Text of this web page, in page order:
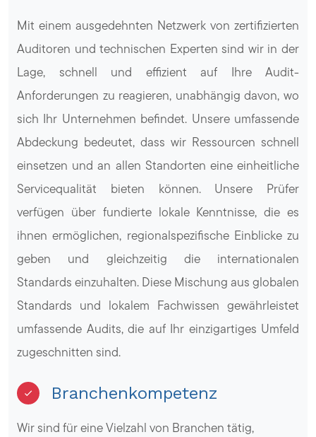
Mit einem ausgedehnten Netzwerk von zertifizierten
Auditoren und technischen Experten sind wir in der
Lage, schnell und effizient auf Ihre Audit-
Anforderungen zu reagieren, unabhängig davon, wo
sich Ihr Unternehmen befindet. Unsere umfassende
Abdeckung bedeutet, dass wir Ressourcen schnell
einsetzen und an allen Standorten eine einheitliche
Servicequalität bieten können. Unsere Prüfer
verfügen über fundierte lokale Kenntnisse, die es
ihnen ermöglichen, regionalspezifische Einblicke zu
geben und gleichzeitig die internationalen
Standards einzuhalten. Diese Mischung aus globalen
Standards und lokalem Fachwissen gewährleistet
umfassende Audits, die auf Ihr einzigartiges Umfeld
zugeschnitten sind.
Branchenkompetenz
Wir sind für eine Vielzahl von Branchen tätig,